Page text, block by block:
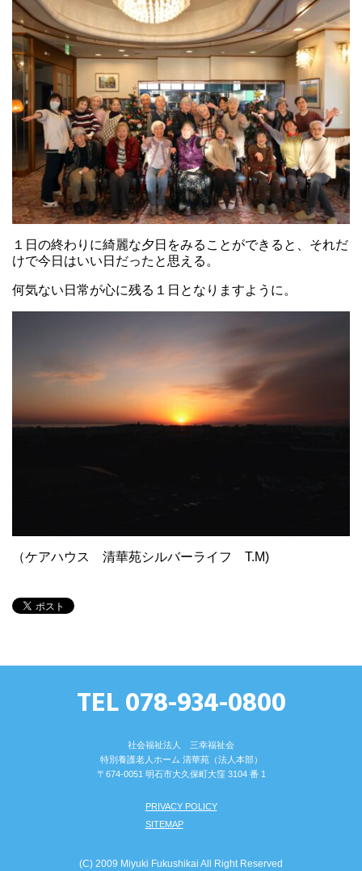
１日の終わりに綺麗な夕日をみることができると、それだ
けで今日はいい日だったと思える。
何気ない日常が心に残る１日となりますように。
（ケアハウス 清華苑シルバーライフ T.M)
TEL 078-934-0800
社会福祉法人 三幸福祉会
特別養護⽼⼈ホーム 清華苑（法⼈本部）
〒674-0051 明⽯市⼤久保町⼤窪 3104 番 1
PRIVACY POLICY
SITEMAP
(C) 2009 Miyuki Fukushikai All Right Reserved